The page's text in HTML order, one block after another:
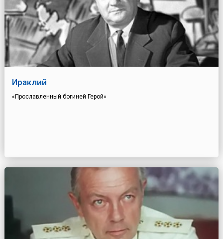
Ираклий
«Прославленный богиней Герой»